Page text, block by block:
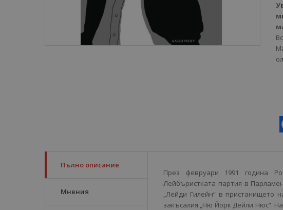
Пълно описание
Мнения
През февруари 1991 година
Лейбъристката партия в
„Лейди Гилейн“ в пристанището
закъсалия „Ню Йорк Дейли Нюс“.